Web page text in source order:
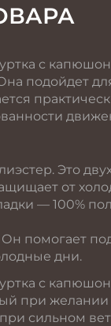
с
подойдет
Это
от
— 100%
помогает
дни.
с
при желании
сильном